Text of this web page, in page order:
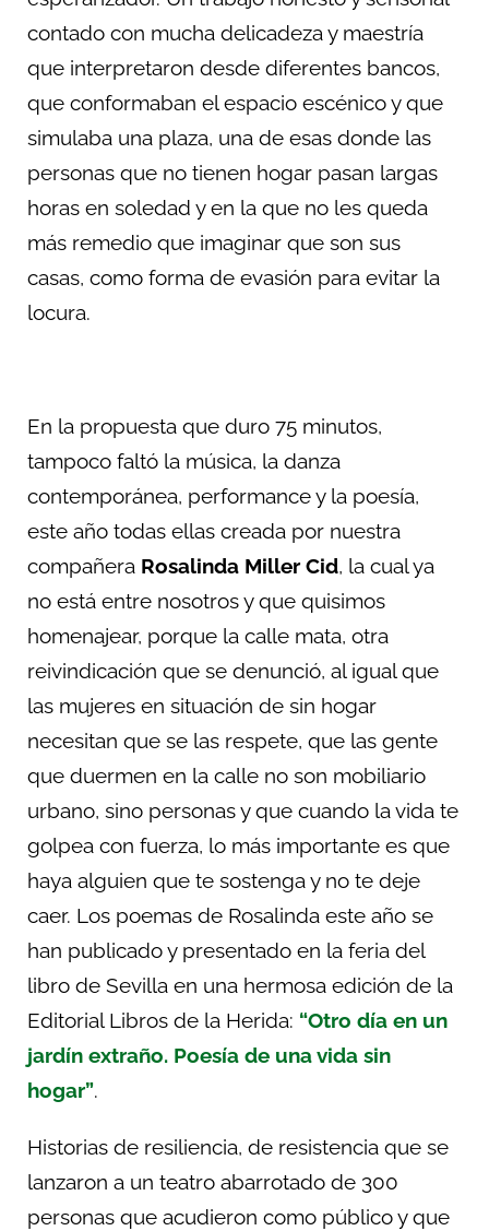
contado con mucha delicadeza y maestría
que interpretaron desde diferentes bancos,
que conformaban el espacio escénico y que
simulaba una plaza, una de esas donde las
personas que no tienen hogar pasan largas
horas en soledad y en la que no les queda
más remedio que imaginar que son sus
casas, como forma de evasión para evitar la
locura.
En la propuesta que duro 75 minutos,
tampoco faltó la música, la danza
contemporánea, performance y la poesía,
este año todas ellas creada por nuestra
compañera Rosalinda Miller Cid, la cual ya
no está entre nosotros y que quisimos
homenajear, porque la calle mata, otra
reivindicación que se denunció, al igual que
las mujeres en situación de sin hogar
necesitan que se las respete, que las gente
que duermen en la calle no son mobiliario
urbano, sino personas y que cuando la vida te
golpea con fuerza, lo más importante es que
haya alguien que te sostenga y no te deje
caer. Los poemas de Rosalinda este año se
han publicado y presentado en la feria del
libro de Sevilla en una hermosa edición de la
Editorial Libros de la Herida: “Otro día en un
jardín extraño. Poesía de una vida sin
hogar”.
Historias de resiliencia, de resistencia que se
lanzaron a un teatro abarrotado de 300
personas que acudieron como público y que